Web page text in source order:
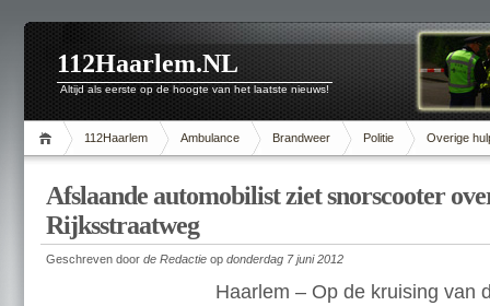
112Haarlem.NL
Altijd als eerste op de hoogte van het laatste nieuws!
112Haarlem Ambulance Brandweer Politie Overige
Afslaande automobilist ziet snorscooter
Rijksstraatweg
Geschreven door de Redactie op donderdag 7 juni 2012
Haarlem – Op de kruising van